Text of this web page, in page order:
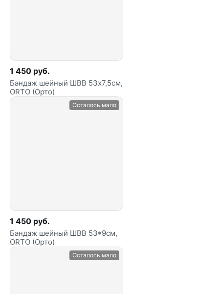
1 450 руб.
Бандаж шейный ШВВ 53х7,5см,
ORTO (Орто)
Осталось мало
1 450 руб.
Бандаж шейный ШВВ 53*9см,
ORTO (Орто)
Осталось мало